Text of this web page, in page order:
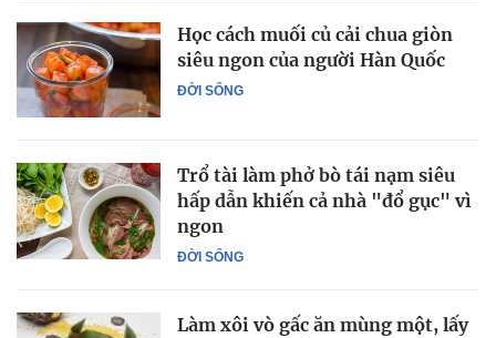
ĐỜI SỐNG
Học cách muối củ cải chua giòn
siêu ngon của người Hàn Quốc
ĐỜI SỐNG
Trổ tài làm phở bò tái nạm siêu
hấp dẫn khiến cả nhà "đổ gục" vì
ngon
Làm xôi vò gấc ăn mùng một, lấy